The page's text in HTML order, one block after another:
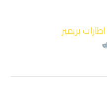
اطارات بريمير